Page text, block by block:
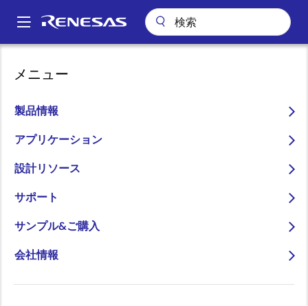
ン
Main
メニュー
製品情報
アプリケーション
設計リソース
サポート
サンプル&ご購入
会社情報
パ
ン
く
ず
Name used to describe Renesas
A